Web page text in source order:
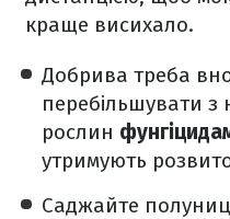
краще висихало.
Добрива треба
перебільшувати
рослин
утримують
Саджайте